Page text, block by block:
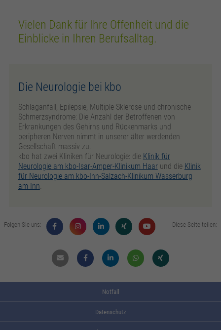
Vielen Dank für Ihre Offenheit und die
Einblicke in Ihren Berufsalltag.
Die Neurologie bei kbo
Schlaganfall, Epilepsie, Multiple Sklerose und chronische
Schmerzsyndrome: Die Anzahl der Betroffenen von
Erkrankungen des Gehirns und Rückenmarks und
peripheren Nerven nimmt in unserer älter werdenden
Gesellschaft massiv zu.
kbo hat zwei Kliniken für Neurologie: die Klinik für
Neurologie am kbo-Isar-Amper-Klinikum Haarund die Klinik
für Neurologie am kbo-Inn-Salzach-Klinikum Wasserburg
am Inn.
Folgen Sie uns: Diese Seite teilen:
Mail FacebookLinkdin WhatsappXing
Notfall
Datenschutz